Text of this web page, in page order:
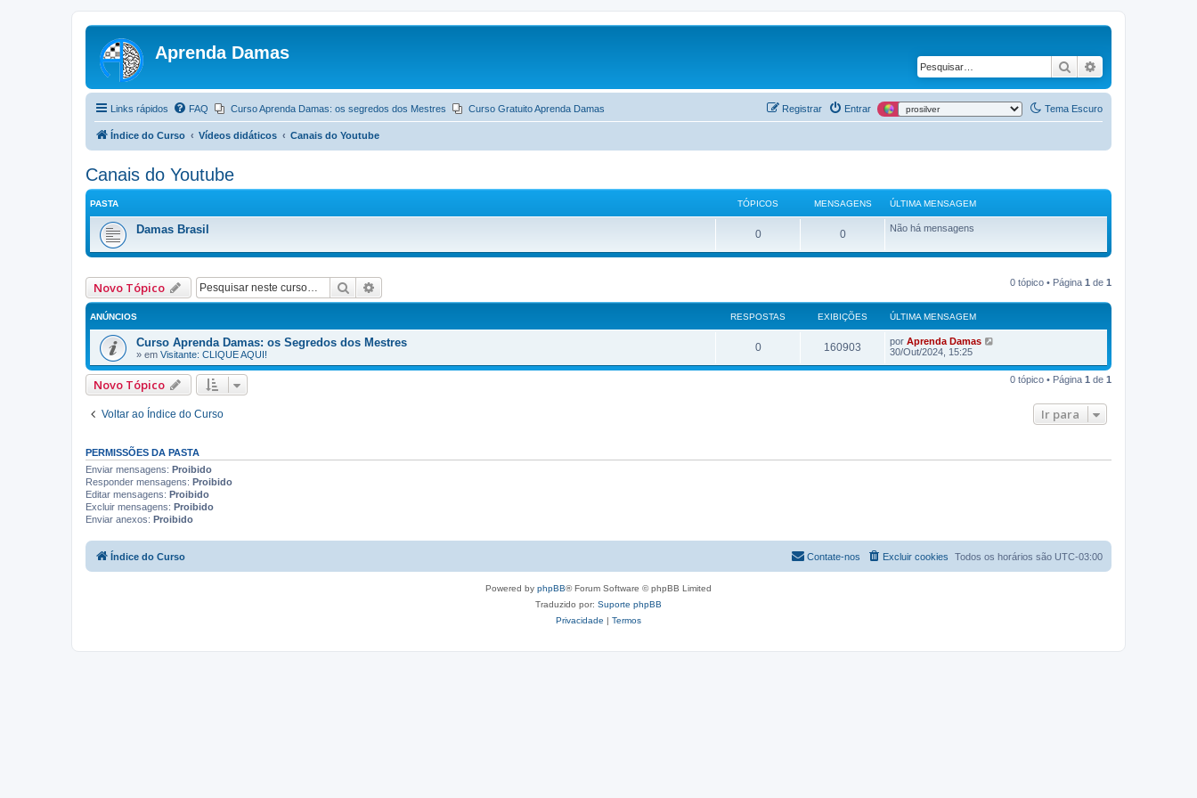
Aprenda Damas
Pesquisar
Links rápidos Tema Escuro
FAQ Curso Aprenda Damas: os segredos dos Mestres Curso Gratuito Aprenda Damas Entrar
Registrar
Índice do Curso Vídeos didáticos Canais do Youtube
Canais do Youtube
PASTA TÓPICOS MENSAGENS ÚLTIMA MENSAGEM
Damas Brasil 0 0 Não há mensagens
Novo Tópico Pesquisar 0 tópico • Página 1 de 1
ANÚNCIOS RESPOSTAS EXIBIÇÕES ÚLTIMA MENSAGEM
Curso Aprenda Damas: os Segredos dos Mestres
» em Visitante: CLIQUE AQUI!
0 160903 por Aprenda Damas
30/Out/2024, 15:25
Novo Tópico 0 tópico • Página 1 de 1
Voltar ao Índice do Curso Ir para
PERMISSÕES DA PASTA
Enviar mensagens: Proibido
Responder mensagens: Proibido
Editar mensagens: Proibido
Excluir mensagens: Proibido
Enviar anexos: Proibido
Índice do Curso Todos os horários são UTC-03:00
Excluir cookies
Contate-nos
Powered by phpBB® Forum Software © phpBB Limited
Traduzido por: Suporte phpBB
Privacidade | Termos